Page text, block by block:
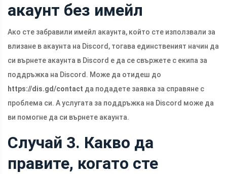
акаунт без имейл
Ако сте забравили имейл акаунта, който сте използвали за
влизане в акаунта на Discord, тогава единственият начин да
си върнете акаунта в Discord е да се свържете с екипа за
поддръжка на Discord. Може да отидеш до
https://dis.gd/contact да подадете заявка за справяне с
проблема си. А услугата за поддръжка на Discord може да
ви помогне да си върнете акаунта.
Случай 3. Какво да
правите, когато сте